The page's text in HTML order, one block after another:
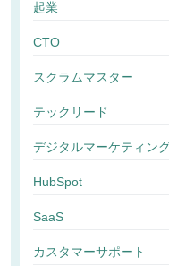
起業
CTO
スクラムマスター
テックリード
デジタルマーケティン
HubSpot
SaaS
カスタマーサポート